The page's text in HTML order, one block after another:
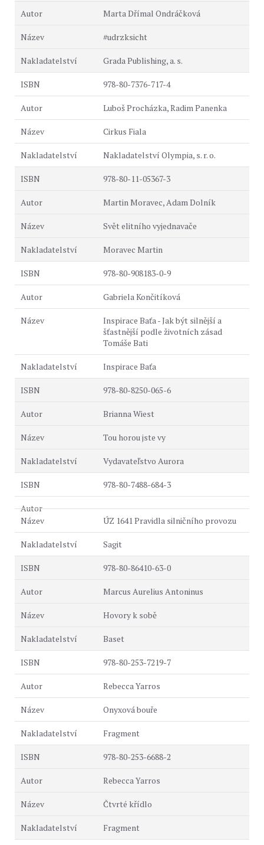
Marta Dřímal Ondráčková
#udrzksicht
Grada Publishing, a. s.
978-80-7376-717-4
Luboš Procházka, Radim Panenka
Cirkus Fiala
Nakladatelství Olympia, s. r. o.
978-80-11-05367-3
Martin Moravec, Adam Dolník
Svět elitního vyjednavače
Moravec Martin
978-80-908183-0-9
Gabriela Končitíková
Inspirace Baťa - Jak být silnější a
šťastnější podle životních zásad
Tomáše Bati
Inspirace Baťa
978-80-8250-065-6
Brianna Wiest
Tou horou jste vy
Vydavateľstvo Aurora
978-80-7488-684-3
ÚZ 1641 Pravidla silničního provozu
Sagit
978-80-86410-63-0
Marcus Aurelius Antoninus
Hovory k sobě
Baset
978-80-253-7219-7
Rebecca Yarros
Onyxová bouře
Fragment
978-80-253-6688-2
Rebecca Yarros
Čtvrté křídlo
Fragment